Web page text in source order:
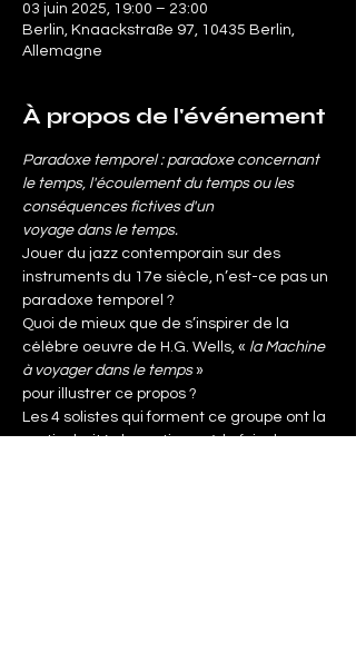
03 juin 2025, 19:00 – 23:00
Berlin, Knaackstraße 97, 10435 Berlin,
Allemagne
À propos de l'événement
Paradoxe temporel : paradoxe concernant
le temps, l'écoulement du temps ou les
conséquences fictives d'un
voyage dans le temps.
Jouer du jazz contemporain sur des
instruments du 17e siècle, n’est-ce pas un
paradoxe temporel ?
Quoi de mieux que de s’inspirer de la
célèbre oeuvre de H.G. Wells, « la Machine
à voyager dans le temps »
pour illustrer ce propos ?
Les 4 solistes qui forment ce groupe ont la
particularité de pratiquer à la fois des